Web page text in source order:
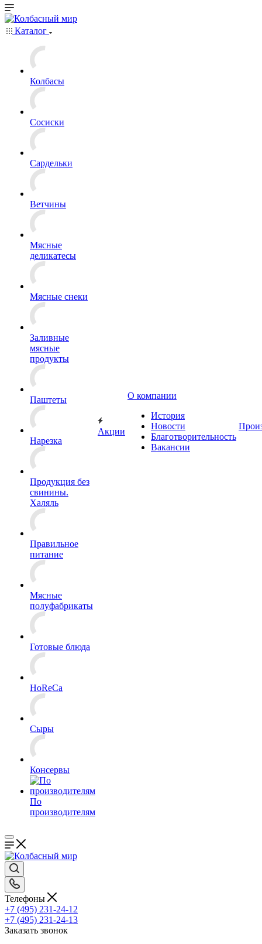
Каталог
Колбасы
Сосиски
Сардельки
Ветчины
Мясные
деликатесы
Мясные снеки
Заливные
мясные
продукты
Паштеты
Нарезка
Продукция без
свинины.
Халяль
Правильное
питание
Мясные
полуфабрикаты
Готовые блюда
HoReCa
Сыры
Консервы
По
производителям
Акции
О компании
История
Новости
Благотворительность
Вакансии
Телефоны
+7 (495) 231-24-12
+7 (495) 231-24-13
Заказать звонок